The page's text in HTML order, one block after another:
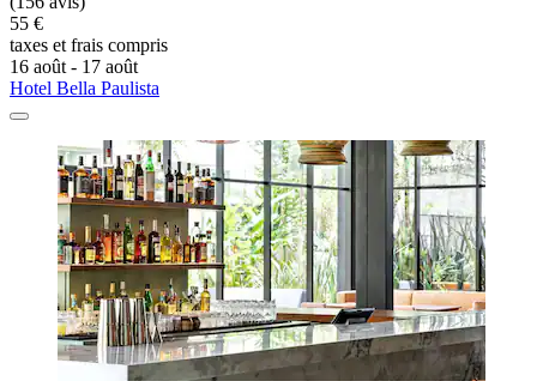
55 €
taxes et frais compris
16 août - 17 août
Hotel Bella Paulista